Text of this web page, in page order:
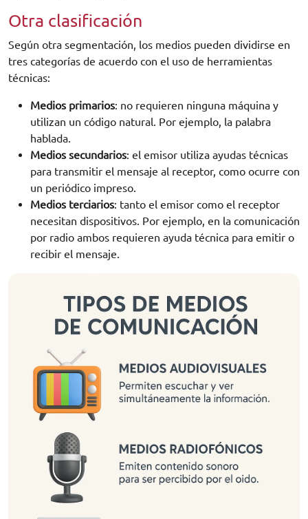
Otra clasificación
Según otra segmentación, los medios pueden dividirse en
tres categorías de acuerdo con el uso de herramientas
técnicas:
Medios primarios: no requieren ninguna máquina y
utilizan un código natural. Por ejemplo, la palabra
hablada.
Medios secundarios: el emisor utiliza ayudas técnicas
para transmitir el mensaje al receptor, como ocurre con
un periódico impreso.
Medios terciarios: tanto el emisor como el receptor
necesitan dispositivos. Por ejemplo, en la comunicación
por radio ambos requieren ayuda técnica para emitir o
recibir el mensaje.